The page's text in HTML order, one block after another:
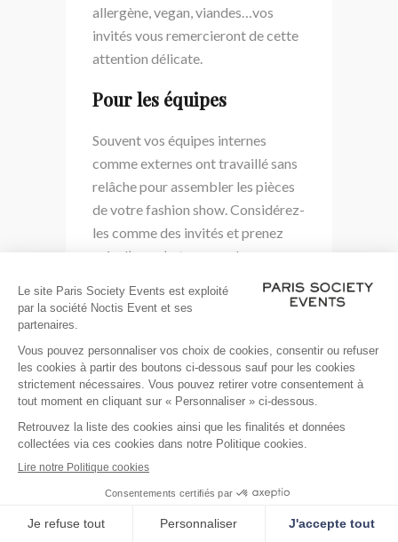
allergène, vegan, viandes…vos
invités vous remercieront de cette
attention délicate.
Pour les équipes
Souvent vos équipes internes
comme externes ont travaillé sans
relâche pour assembler les pièces
de votre fashion show. Considérez-
les comme des invités et prenez
soin d’eux, c’est un grand pas vers
Montrez leur votre reconnaissance
pièces de finger food, qui se
mangent facilement et leur
permettent de travailler tout en
s’alimentant.
trouver des solutions.